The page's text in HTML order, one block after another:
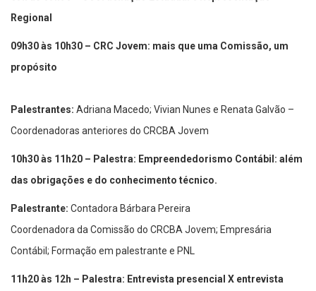
Regional
09h30 às 10h30 – CRC Jovem: mais que uma Comissão, um
propósito
Palestrantes: Adriana Macedo; Vivian Nunes e Renata Galvão –
Coordenadoras anteriores do CRCBA Jovem
10h30 às 11h20 – Palestra: Empreendedorismo Contábil: além
das obrigações e do conhecimento técnico.
Palestrante: Contadora Bárbara Pereira
Coordenadora da Comissão do CRCBA Jovem; Empresária
Contábil; Formação em palestrante e PNL
11h20 às 12h – Palestra: Entrevista presencial X entrevista